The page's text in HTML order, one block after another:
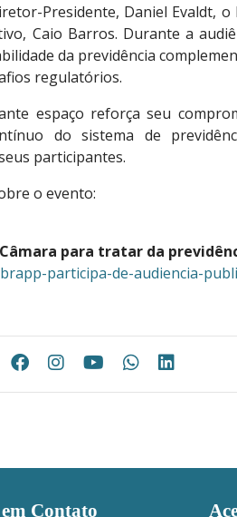
Presidente, Daniel Evaldt,
Caio Barros. Durante a
da previdência
regulatórios.
espaço reforça seu
do sistema de
participantes.
o evento:
para tratar da
participa-de-audiencia-
Contato